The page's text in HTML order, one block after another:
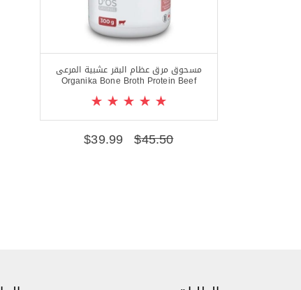
مسحوق مرق عظام البقر عشبية المرعى
Organika Bone Broth Protein Beef
$45.50
$39.99